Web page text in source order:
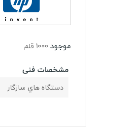
موجود 1000 قلم
مشخصات فنی
دستگاه هاي سازگار